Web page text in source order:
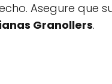
Asegure que
Granollers.